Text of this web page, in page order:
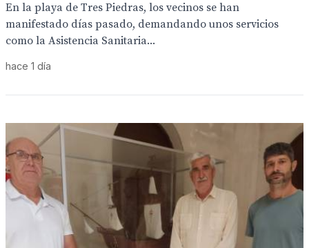
En la playa de Tres Piedras, los vecinos se han
manifestado días pasado, demandando unos servicios
como la Asistencia Sanitaria...
hace 1 día